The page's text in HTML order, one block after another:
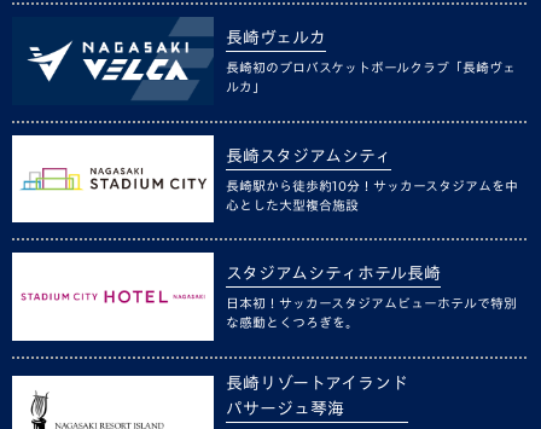
長崎ヴェルカ
長崎初のプロバスケットボールクラブ「長崎ヴェ
ルカ」
長崎スタジアムシティ
長崎駅から徒歩約10分！サッカースタジアムを中
心とした大型複合施設
スタジアムシティホテル長崎
日本初！サッカースタジアムビューホテルで特別
な感動とくつろぎを。
長崎リゾートアイランド
パサージュ琴海